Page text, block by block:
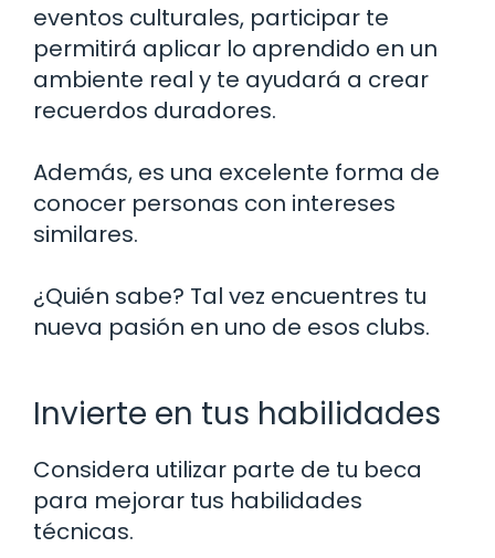
eventos culturales, participar te
permitirá aplicar lo aprendido en un
ambiente real y te ayudará a crear
recuerdos duradores.
Además, es una excelente forma de
conocer personas con intereses
similares.
¿Quién sabe? Tal vez encuentres tu
nueva pasión en uno de esos clubs.
Invierte en tus habilidades
Considera utilizar parte de tu beca
para mejorar tus habilidades
técnicas.